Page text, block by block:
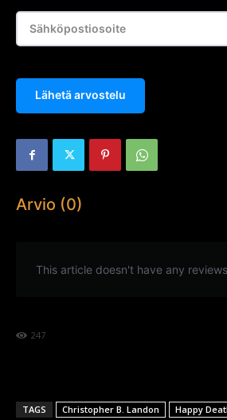
Lähetä arvostelu
Arvio (0)
This article doesn't have any
247
TAGS Christopher B. Landon Happy